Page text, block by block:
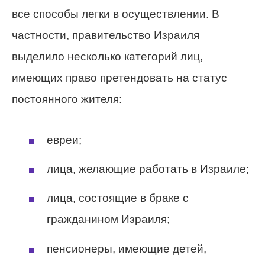
все способы легки в осуществлении. В
частности, правительство Израиля
выделило несколько категорий лиц,
имеющих право претендовать на статус
постоянного жителя:
евреи;
лица, желающие работать в Израиле;
лица, состоящие в браке с
гражданином Израиля;
пенсионеры, имеющие детей,